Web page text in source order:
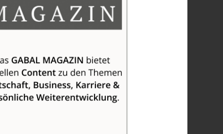
90 Tage HTTP